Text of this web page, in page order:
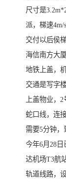
尺寸是
派，梯速4m/
交付以后侯
海信南方大
地铁上盖，
交通是写字
上盖物业，
蛇口线，连
需要5分钟，
今年6月28
达机场T3航
轨道线路，